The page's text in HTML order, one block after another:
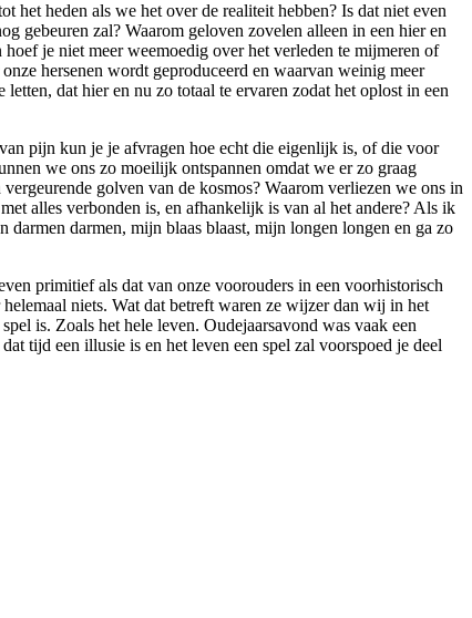
het heden als we het over de realiteit hebben? Is dat niet even
gebeuren zal? Waarom geloven zovelen alleen in een hier en
je niet meer weemoedig over het verleden te mijmeren of
hersenen wordt geproduceerd en waarvan weinig meer
dat hier en nu zo totaal te ervaren zodat het oplost in een
pijn kun je je afvragen hoe echt die eigenlijk is, of die voor
we ons zo moeilijk ontspannen omdat we er zo graag
golven van de kosmos? Waarom verliezen we ons in
alles verbonden is, en afhankelijk is van al het andere? Als ik
darmen, mijn blaas blaast, mijn longen longen en ga zo
primitief als dat van onze voorouders in een voorhistorisch
niets. Wat dat betreft waren ze wijzer dan wij in het
is. Zoals het hele leven. Oudejaarsavond was vaak een
tijd een illusie is en het leven een spel zal voorspoed je deel